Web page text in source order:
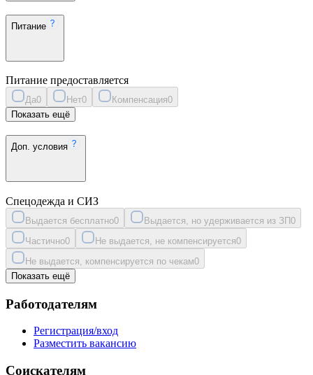
Питание
Питание предоставляется
Да0 Нет0 Компенсация0
Показать ещё
Доп. условия
Спецодежда и СИЗ
Выдается бесплатно0 Выдается, но удерживается из ЗП0
Частично0 Не выдается, не компенсируется0
Не выдается, компенсируется по чекам0
Показать ещё
Работодателям
Регистрация/вход
Разместить вакансию
Соискателям